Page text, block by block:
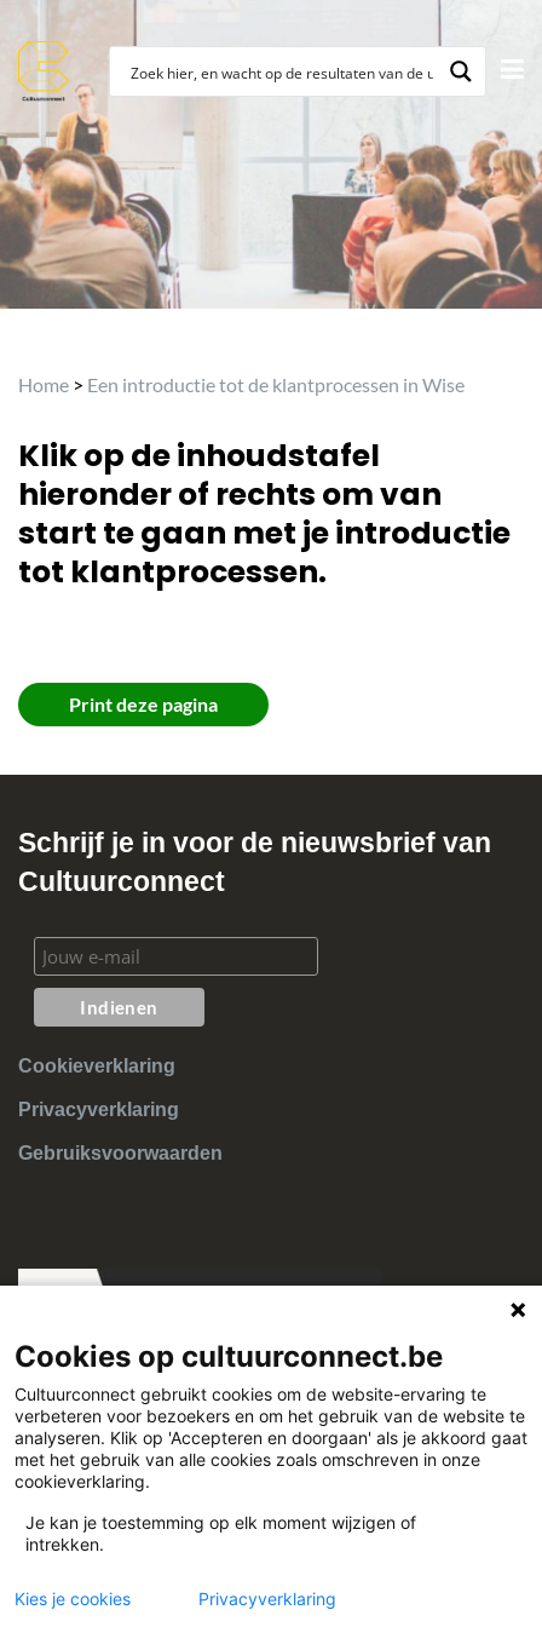
Home > Een introductie tot de klantprocessen in Wise
Klik op de inhoudstafel
hieronder of rechts om van
start te gaan met je introductie
tot klantprocessen.
Print deze pagina
Schrijf je in voor de nieuwsbrief van
Cultuurconnect
Cookieverklaring
Privacyverklaring
Gebruiksvoorwaarden
Cultuurconnect
www.cultuurconnect.be
Cookies op cultuurconnect.be
Cultuurconnect gebruikt cookies om de website-ervaring te
verbeteren voor bezoekers en om het gebruik van de website te
analyseren. Klik op 'Accepteren en doorgaan' als je akkoord gaat
met het gebruik van alle cookies zoals omschreven in onze
cookieverklaring.
Je kan je toestemming op elk moment wijzigen of
intrekken.
Kies je cookies Privacyverklaring